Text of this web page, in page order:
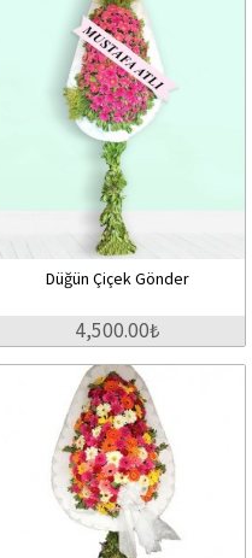
Düğün Çiçek Gönder
4,500.00₺